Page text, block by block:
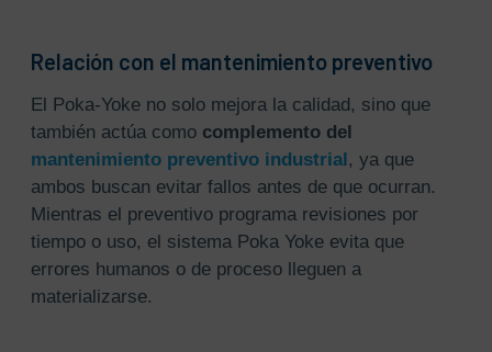
Relación con el mantenimiento preventivo
El Poka-Yoke no solo mejora la calidad, sino que
también actúa como complemento del
mantenimiento preventivo industrial, ya que
ambos buscan evitar fallos antes de que ocurran.
Mientras el preventivo programa revisiones por
tiempo o uso, el sistema Poka Yoke evita que
errores humanos o de proceso lleguen a
materializarse.